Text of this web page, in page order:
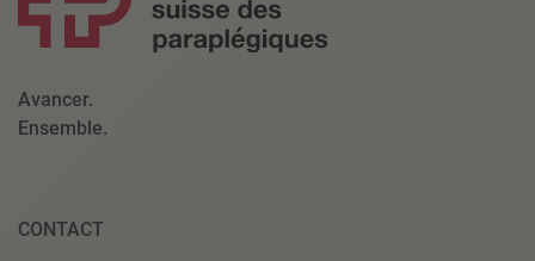
Avancer.
Ensemble.
CONTACT